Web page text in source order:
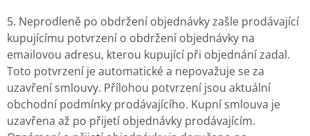
5. Neprodleně po obdržení objednávky zašle prodávající
kupujícímu potvrzení o obdržení objednávky na
emailovou adresu, kterou kupující při objednání zadal.
Toto potvrzení je automatické a nepovažuje se za
uzavření smlouvy. Přílohou potvrzení jsou aktuální
obchodní podmínky prodávajícího. Kupní smlouva je
uzavřena až po přijetí objednávky prodávajícím.